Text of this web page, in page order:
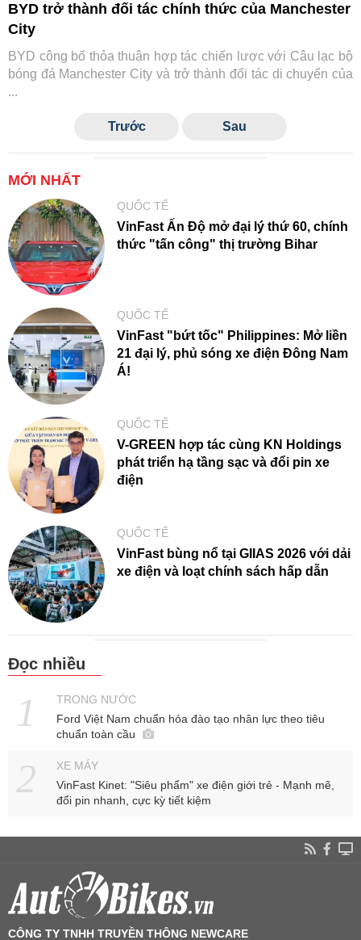
BYD trở thành đối tác chính thức của Manchester
City
BYD công bố thỏa thuận hợp tác chiến lược với Câu lạc bộ
bóng đá Manchester City và trở thành đối tác di chuyển của
...
Trước Sau
MỚI NHẤT
QUỐC TẾ
VinFast Ấn Độ mở đại lý thứ 60, chính
thức "tấn công" thị trường Bihar
QUỐC TẾ
VinFast "bứt tốc" Philippines: Mở liền
21 đại lý, phủ sóng xe điện Đông Nam
Á!
QUỐC TẾ
V-GREEN hợp tác cùng KN Holdings
phát triển hạ tầng sạc và đổi pin xe
điện
QUỐC TẾ
VinFast bùng nổ tại GIIAS 2026 với dải
xe điện và loạt chính sách hấp dẫn
Đọc nhiều
TRONG NƯỚC
Ford Việt Nam chuẩn hóa đào tạo nhân lực theo tiêu
chuẩn toàn cầu
XE MÁY
VinFast Kinet: "Siêu phẩm" xe điện giới trẻ - Mạnh mẽ,
đổi pin nhanh, cực kỳ tiết kiệm
CÔNG TY TNHH TRUYỀN THÔNG NEWCARE